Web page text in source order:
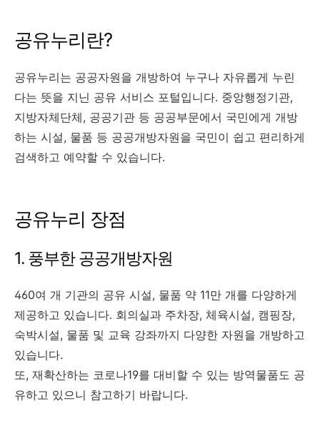
공유누리란?
공유누리는 공공자원을 개방하여 누구나 자유롭게 누린
다는 뜻을 지닌 공유 서비스 포털입니다. 중앙행정기관,
지방자체단체, 공공기관 등 공공부문에서 국민에게 개방
하는 시설, 물품 등 공공개방자원을 국민이 쉽고 편리하게
검색하고 예약할 수 있습니다.
공유누리 장점
1. 풍부한 공공개방자원
460여 개 기관의 공유 시설, 물품 약 11만 개를 다양하게
제공하고 있습니다. 회의실과 주차장, 체육시설, 캠핑장,
숙박시설, 물품 및 교육 강좌까지 다양한 자원을 개방하고
있습니다.
또, 재확산하는 코로나19를 대비할 수 있는 방역물품도 공
유하고 있으니 참고하기 바랍니다.